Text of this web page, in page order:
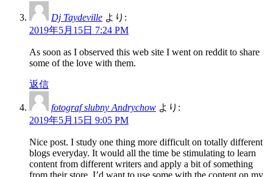
Dj Taydeville より:
2019年5月15日 7:24 PM
As soon as I observed this web site I went on reddit to share
some of the love with them.
返信
fotograf slubny Andrychow より:
2019年5月15日 9:05 PM
Nice post. I study one thing more difficult on totally different
blogs everyday. It would all the time be stimulating to learn
content from different writers and apply a bit of something
from their store. I’d want to use some with the content on my